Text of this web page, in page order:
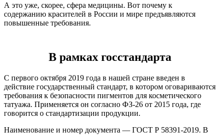
А это уже, скорее, сфера медицины. Вот почему к
содержанию красителей в России и мире предъявляются
повышенные требования.
В рамках госстандарта
С первого октября 2019 года в нашей стране введен в
действие государственный стандарт, в котором оговариваются
требования к безопасности пигментов для косметического
татуажа. Применяется он согласно ФЗ-26 от 2015 года, где
говорится о стандартизации продукции.
Наименование и номер документа — ГОСТ Р 58391-2019. В